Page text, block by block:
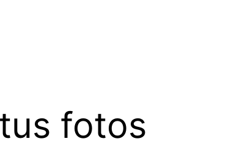
fotos